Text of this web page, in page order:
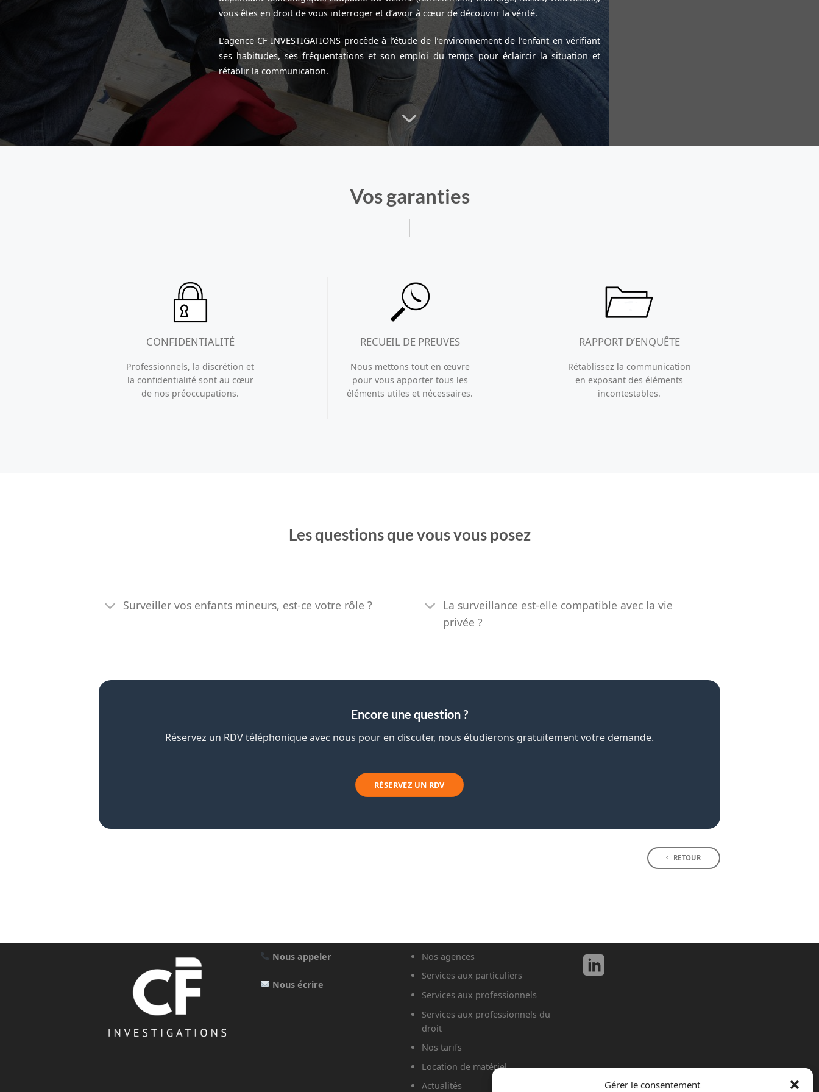
Gérer le consentement
vous êtes en droit de vous interroger et d’avoir à cœur de découvrir la vérité.
L’agence CF INVESTIGATIONS procède à l’étude de l’environnement de l’enfant en vérifiant
ses habitudes, ses fréquentations et son emploi du temps pour éclaircir la situation et
rétablir la communication.
Vos garanties
CONFIDENTIALITÉ
Professionnels, la discrétion et
la confidentialité sont au cœur
de nos préoccupations.
RECUEIL DE PREUVES
Nous mettons tout en œuvre
pour vous apporter tous les
éléments utiles et nécessaires.
RAPPORT D’ENQUÊTE
Rétablissez la communication
en exposant des éléments
incontestables.
Les questions que vous vous posez
Surveiller vos enfants mineurs, est-ce votre rôle ?
La surveillance est-elle compatible avec la vie
privée ?
Encore une question ?
Réservez un RDV téléphonique avec nous pour en discuter, nous étudierons gratuitement votre demande.
RÉSERVEZ UN RDV
RETOUR
Nous appeler
Nous écrire
Nos agences
Services aux particuliers
Services aux professionnels
Services aux professionnels du
droit
Nos tarifs
Location de matériel
Actualités